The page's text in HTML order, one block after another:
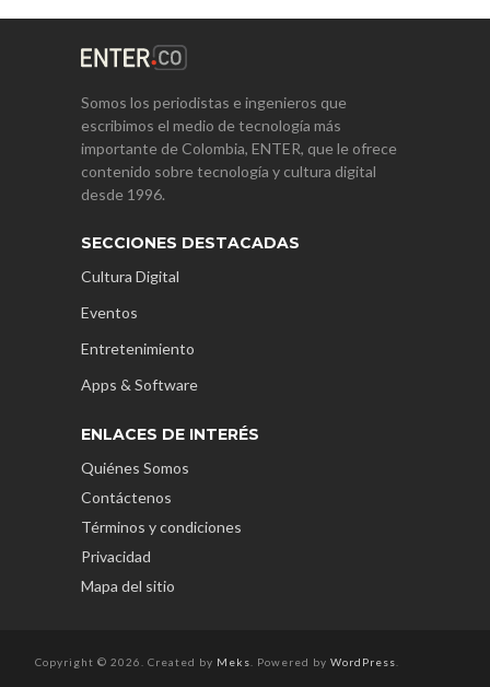
Somos los periodistas e ingenieros que
escribimos el medio de tecnología más
importante de Colombia, ENTER, que le ofrece
contenido sobre tecnología y cultura digital
desde 1996.
SECCIONES DESTACADAS
Cultura Digital
Eventos
Entretenimiento
Apps & Software
ENLACES DE INTERÉS
Quiénes Somos
Contáctenos
Términos y condiciones
Privacidad
Mapa del sitio
Copyright © 2026. Created by Meks . Powered by WordPress